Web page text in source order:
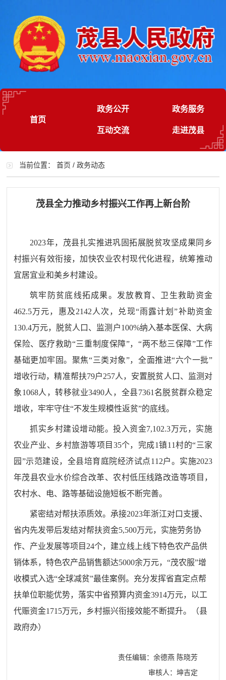
首页
政务公开 政务服务
互动交流 走进茂县
当前位置：首页 /政务动态
茂县全力推动乡村振兴工作再上新台阶
2023年，茂县扎实推进巩固拓展脱贫攻坚成果同乡
村振兴有效衔接，加快农业农村现代化进程， 统筹推动
宜居宜业和美乡村建设。
筑牢防贫底线拓成果。 发放教育、卫生救助资金
462.5万元，惠及2142 人次， 兑现“雨露计划”补助资金
130.4万元， 脱贫人口、监测户100%纳入基本医保、大病
保险、医疗救助“三重制度保障”， “两不愁三保障”工作
基础更加牢固。 聚焦“三类对象”，全面推进“六个一批”
增收行动，精准帮扶79户257人 ， 安置脱贫人口、监测对
象 1068人，转移就业3490人， 全县7361 名脱贫群众稳定
增收， 牢牢守住“不发生规模性返贫”的底线。
抓实乡村建设增动能。投入资金7,102.3万元，实施
农业产业、乡村旅游等项目 35个， 完成1镇11村的“三家
园 ”示范建设， 全县培育庭院经济试点112户。 实施2023
年茂县农业水价综合改革、农村低压线路改造等项目 ，
农村水、电、路等基础设施短板不断完善。
紧密结对帮扶添质效。 承接2023年浙江对口支援、
省内先发带后发结对帮扶资金5,500万元，实施劳务协
作、产业发展等项目 24个， 建立线上线下特色农产品供
销体系，特色农产品销售额达5000余万元，“茂农服”增
收模式入选“全球减贫”最佳案例。 充分发挥省直定点帮
扶单位职能优势，落实中省预算内资金3914万元，以工
代赈资金1715万元， 乡村振兴衔接效能不断提升。
（县
政府办）
责任编辑：余德燕 陈晓芳
审核人：坤吉定